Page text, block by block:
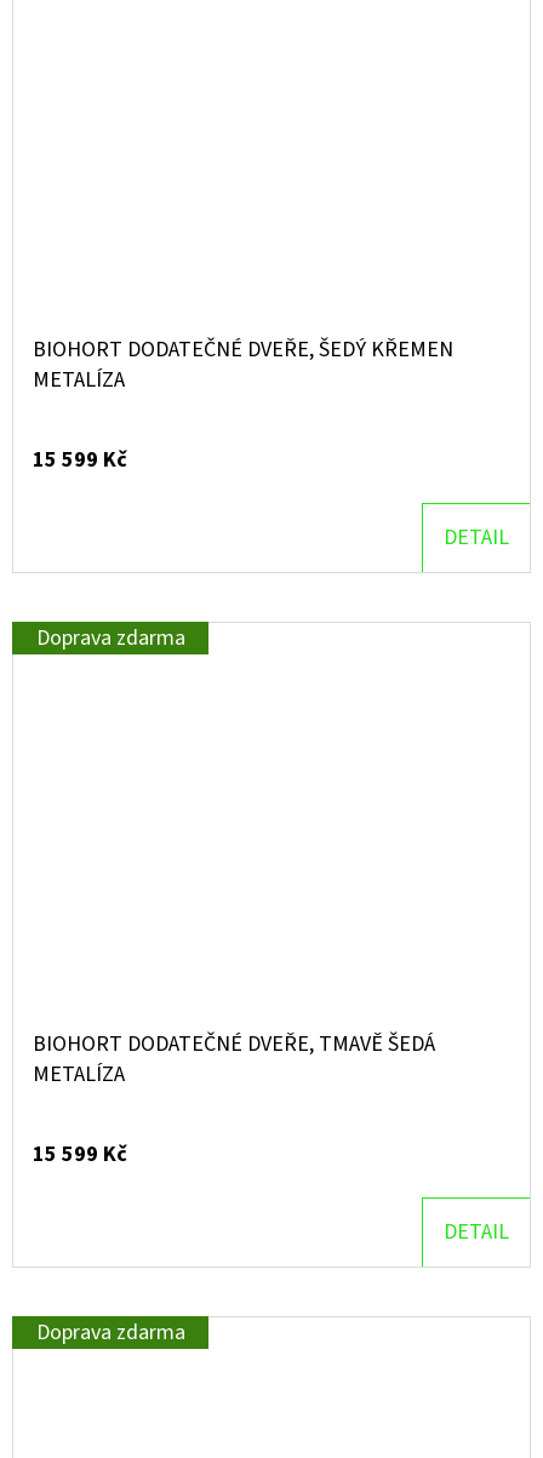
BIOHORT DODATEČNÉ DVEŘE, ŠEDÝ KŘEMEN
METALÍZA
15 599 Kč
DETAIL
Doprava zdarma
BIOHORT DODATEČNÉ DVEŘE, TMAVĚ ŠEDÁ
METALÍZA
15 599 Kč
DETAIL
Doprava zdarma